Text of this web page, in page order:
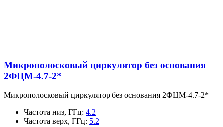
Микрополосковый циркулятор без основания
2ФЦМ-4.7-2*
Микрополосковый циркулятор без основания 2ФЦМ-4.7-2*
Частота низ, ГГц: 4.2
Частота верх, ГГц: 5.2